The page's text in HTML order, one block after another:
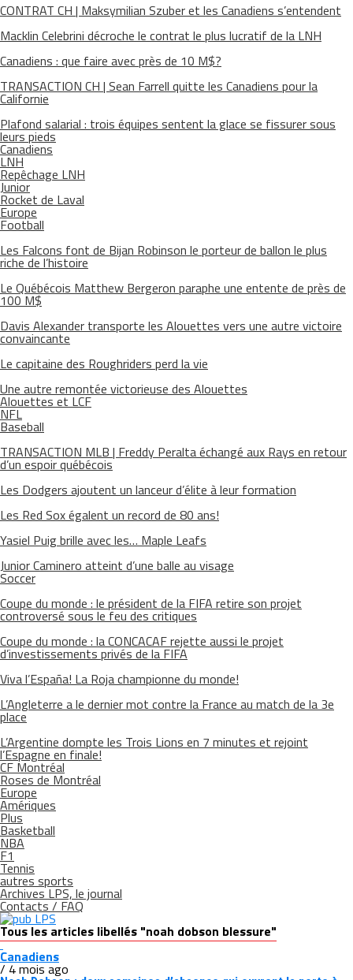
CONTRAT CH | Maksymilian Szuber et les Canadiens s’entendent
Macklin Celebrini décroche le contrat le plus lucratif de la LNH
Canadiens : que faire avec près de 10 M$?
TRANSACTION CH | Sean Farrell quitte les Canadiens pour la
Californie
Plafond salarial : trois équipes sentent la glace se fissurer sous
leurs pieds
Canadiens
LNH
Repêchage LNH
Junior
Rocket de Laval
Europe
Football
Les Falcons font de Bijan Robinson le porteur de ballon le plus
riche de l’histoire
Le Québécois Matthew Bergeron paraphe une entente de près de
100 M$
Davis Alexander transporte les Alouettes vers une autre victoire
convaincante
Le capitaine des Roughriders perd la vie
Une autre remontée victorieuse des Alouettes
Alouettes et LCF
NFL
Baseball
TRANSACTION MLB | Freddy Peralta échangé aux Rays en retour
d’un espoir québécois
Les Dodgers ajoutent un lanceur d’élite à leur formation
Les Red Sox égalent un record de 80 ans!
Yasiel Puig brille avec les… Maple Leafs
Junior Caminero atteint d’une balle au visage
Soccer
Coupe du monde : le président de la FIFA retire son projet
controversé sous le feu des critiques
Coupe du monde : la CONCACAF rejette aussi le projet
d’investissements privés de la FIFA
Viva l’España! La Roja championne du monde!
L’Angleterre a le dernier mot contre la France au match de la 3e
place
L’Argentine dompte les Trois Lions en 7 minutes et rejoint
l’Espagne en finale!
CF Montréal
Roses de Montréal
Europe
Amériques
Plus
Basketball
NBA
F1
Tennis
autres sports
Archives LPS, le journal
Contacts / FAQ
Tous les articles libellés "noah dobson blessure"
Canadiens
/ 4 mois ago